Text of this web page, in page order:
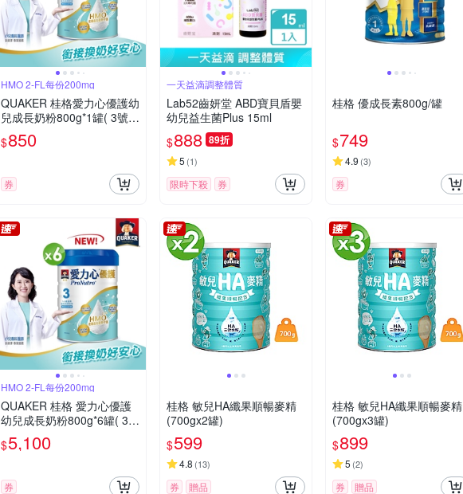
HMO 2-FL每份200mg
QUAKER 桂格愛力心優護幼
兒成長奶粉800g*1罐( 3號 1
-3歲幼兒適用 無添加蔗糖
銜接換奶好安心)
$850
券
一天益滴調整體質
Lab52齒妍堂 ABD寶貝盾嬰
幼兒益生菌Plus 15ml
$888 89折
5 (1)
限時下殺 券
桂格 優成長素800g/罐
$749
4.9 (3)
券
HMO 2-FL每份200mg
QUAKER 桂格 愛力心優護
幼兒成長奶粉800g*6罐( 3號
1-3歲幼兒適用 無添加蔗糖
銜接換奶好安心)
$5,100
券
桂格 敏兒HA纖果順暢麥精
(700gx2罐)
$599
4.8 (13)
券 贈品
桂格 敏兒HA纖果順暢麥精
(700gx3罐)
$899
5 (2)
券 贈品